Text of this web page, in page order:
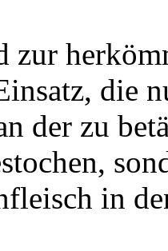
zur
die
der zu
in